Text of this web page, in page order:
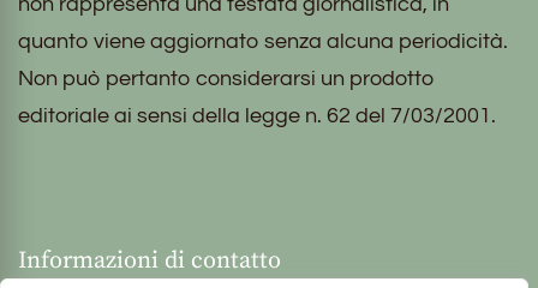
non rappresenta una testata giornalistica, in
quanto viene aggiornato senza alcuna periodicità.
Non può pertanto considerarsi un prodotto
editoriale ai sensi della legge n. 62 del 7/03/2001.
Informazioni di contatto